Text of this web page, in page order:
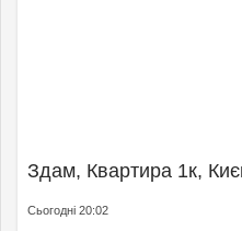
Здам, Квартира 1к,
Сьогодні 20:02